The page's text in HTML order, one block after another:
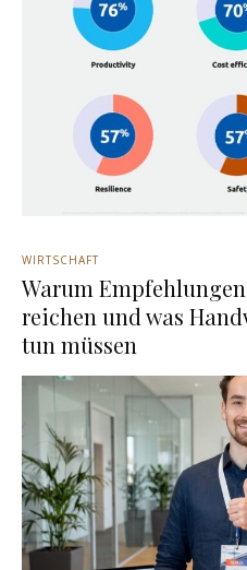
WIRTSCHAFT
Warum
reichen und was
tun müssen